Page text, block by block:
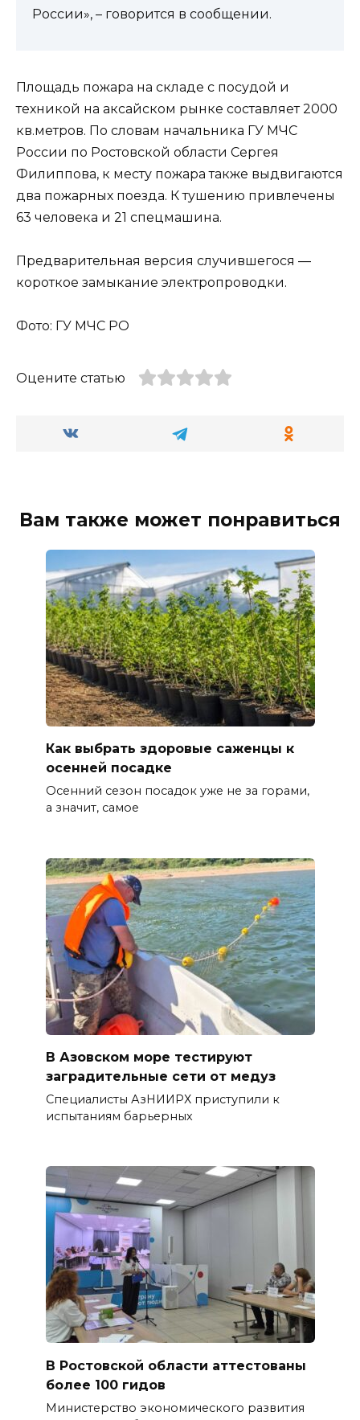
России», – говорится в сообщении.
Площадь пожара на складе с посудой и
техникой на аксайском рынке составляет 2000
кв.метров. По словам начальника ГУ МЧС
России по Ростовской области Сергея
Филиппова, к месту пожара также выдвигаются
два пожарных поезда. К тушению привлечены
63 человека и 21 спецмашина.
Предварительная версия случившегося —
короткое замыкание электропроводки.
Фото: ГУ МЧС РО
Оцените статью
Вам также может понравиться
Как выбрать здоровые саженцы к
осенней посадке
Осенний сезон посадок уже не за горами,
а значит, самое
В Азовском море тестируют
заградительные сети от медуз
Специалисты АзНИИРХ приступили к
испытаниям барьерных
В Ростовской области аттестованы
более 100 гидов
Министерство экономического развития